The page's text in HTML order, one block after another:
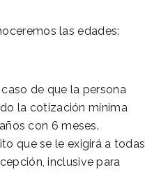
las edades:
de que la persona
la cotización mínima
con 6 meses.
que se le exigirá a todas
inclusive para